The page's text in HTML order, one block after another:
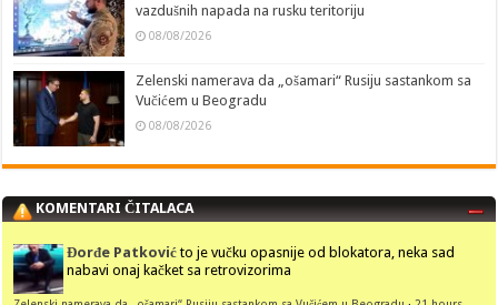
vazdušnih napada na rusku teritoriju
08/08/2026
Zelenski namerava da „ošamari“ Rusiju sastankom sa
Vučićem u Beogradu
08/08/2026
KOMENTARI ČITALACA
Đorđe Patković to je vučku opasnije od blokatora, neka sad
nabavi onaj kačket sa retrovizorima